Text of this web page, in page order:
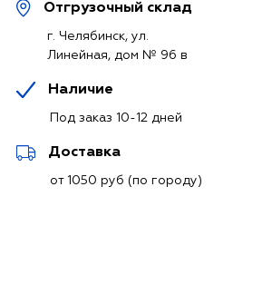
Отгрузочный склад
г. Челябинск, ул.
Линейная, дом № 96 в
Наличие
Под заказ 10-12 дней
Доставка
от 1050 руб (по городу)